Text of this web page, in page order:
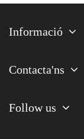
Informació
Contacta'ns
Follow us